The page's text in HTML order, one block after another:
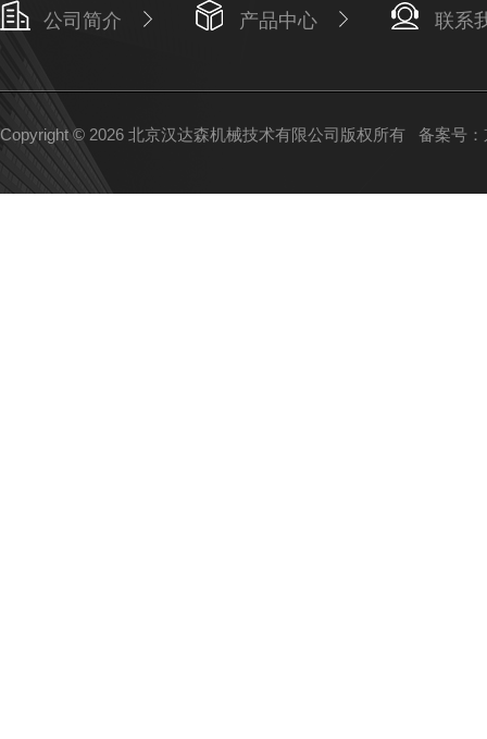
公司简介 产品中心 联系
Copyright © 2026 北京汉达森机械技术有限公司版权所有 备案号：